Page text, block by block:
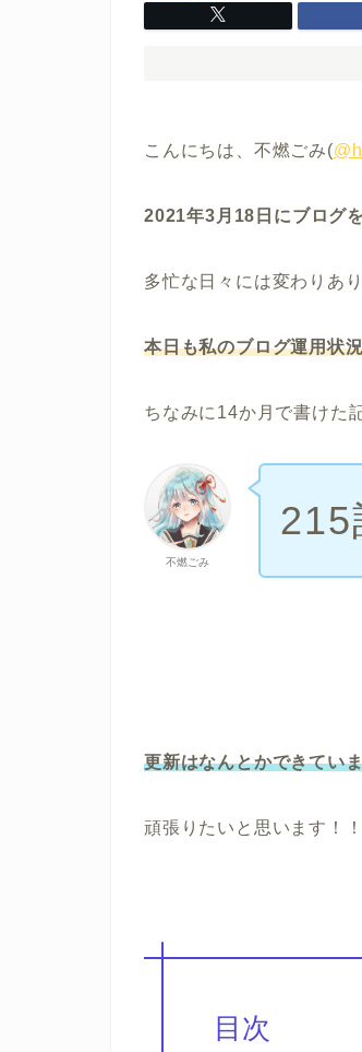
こんにちは、不燃ごみ(
2021年3月18日にブログ
多忙な日々には変わりあ
本日も私のブログ運用状
ちなみに14か月で書けた
不燃ごみ
215
更新はなんとかできてい
頑張りたいと思います！！
目次